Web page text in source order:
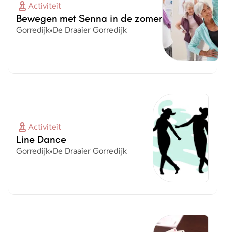
Activiteit
Bewegen met Senna in de zomer
Plaats
Gorredijk•Organisatie
De Draaier Gorredijk
Activiteit
Line Dance
Plaats
Gorredijk•Organisatie
De Draaier Gorredijk